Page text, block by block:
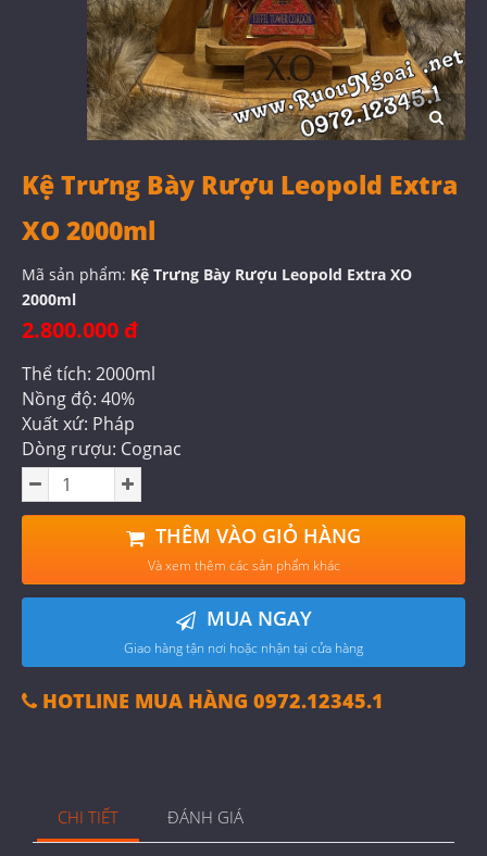
Kệ Trưng Bày Rượu Leopold Extra
XO 2000ml
Mã sản phẩm: Kệ Trưng Bày Rượu Leopold Extra XO
2000ml
2.800.000 đ
Thể tích: 2000ml
Nồng độ: 40%
Xuất xứ: Pháp
Dòng rượu: Cognac
THÊM VÀO GIỎ HÀNG
Và xem thêm các sản phẩm khác
MUA NGAY
Giao hàng tận nơi hoặc nhận tại cửa hàng
HOTLINE MUA HÀNG 0972.12345.1
CHI TIẾT ĐÁNH GIÁ